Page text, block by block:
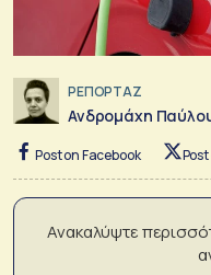
ΡΕΠΟΡΤΑΖ
Ανδρομάχη
Post on Facebook Post
Ανακαλύψτε